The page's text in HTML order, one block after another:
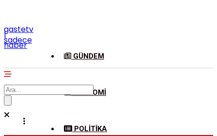
gastetv
|
sadece
haber
GÜNDEM
EKONOMI
POLITIKA